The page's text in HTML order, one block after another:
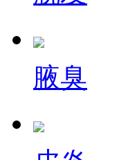
腋臭